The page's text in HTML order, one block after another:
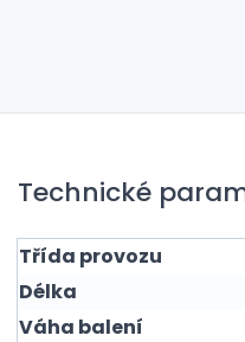
Technické
Třída provozu
Délka
Váha balení